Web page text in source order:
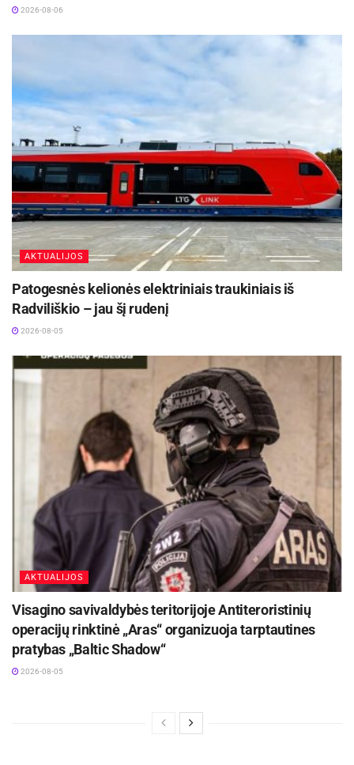
2026-08-06
AKTUALIJOS
Patogesnės kelionės elektriniais traukiniais iš
Radviliškio – jau šį rudenį
2026-08-05
AKTUALIJOS
Visagino savivaldybės teritorijoje Antiteroristinių
operacijų rinktinė „Aras“ organizuoja tarptautines
pratybas „Baltic Shadow“
2026-08-05